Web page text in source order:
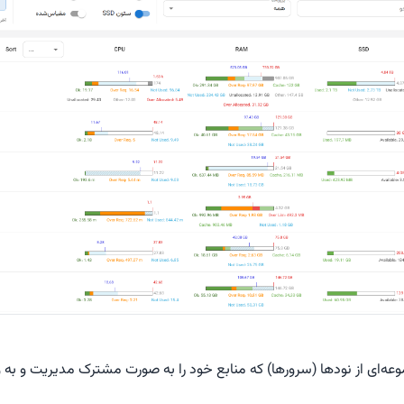
از نودها (سرورها) که منابع خود را به صورت مشترک مدیریت و